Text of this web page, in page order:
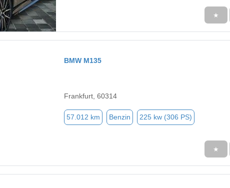
★
BMW M135
Frankfurt, 60314
57.012 km Benzin 225 kw (306 PS)
★